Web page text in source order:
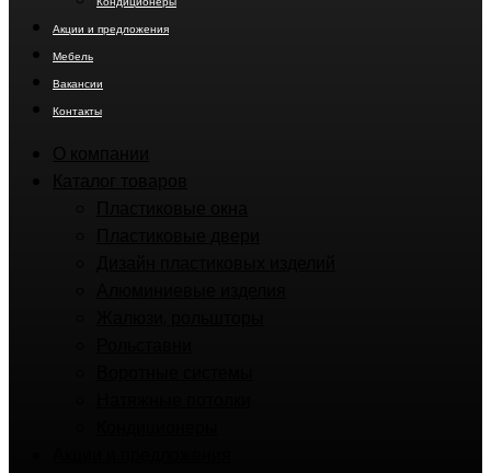
Акции и предложения
Мебель
Вакансии
Контакты